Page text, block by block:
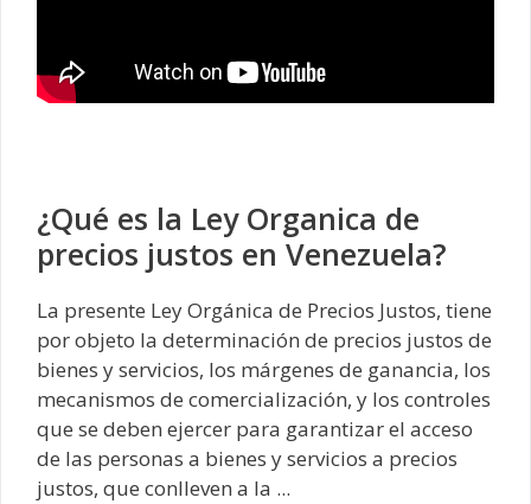
¿Qué es la Ley Organica de
precios justos en Venezuela?
La presente Ley Orgánica de Precios Justos, tiene
por objeto la determinación de precios justos de
bienes y servicios, los márgenes de ganancia, los
mecanismos de comercialización, y los controles
que se deben ejercer para garantizar el acceso
de las personas a bienes y servicios a precios
justos, que conlleven a la ...